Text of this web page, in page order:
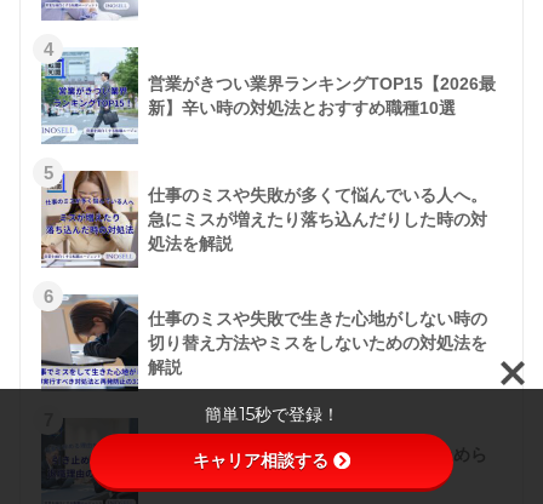
4
営業がきつい業界ランキングTOP15【2026最
新】辛い時の対処法とおすすめ職種10選
5
仕事のミスや失敗が多くて悩んでいる人へ。
急にミスが増えたり落ち込んだりした時の対
処法を解説
6
仕事のミスや失敗で生きた心地がしない時の
切り替え方法やミスをしないための対処法を
解説
仕事を辞める理由を聞かれたら？引き止めら
簡単15秒で登録！
キャリア相談する